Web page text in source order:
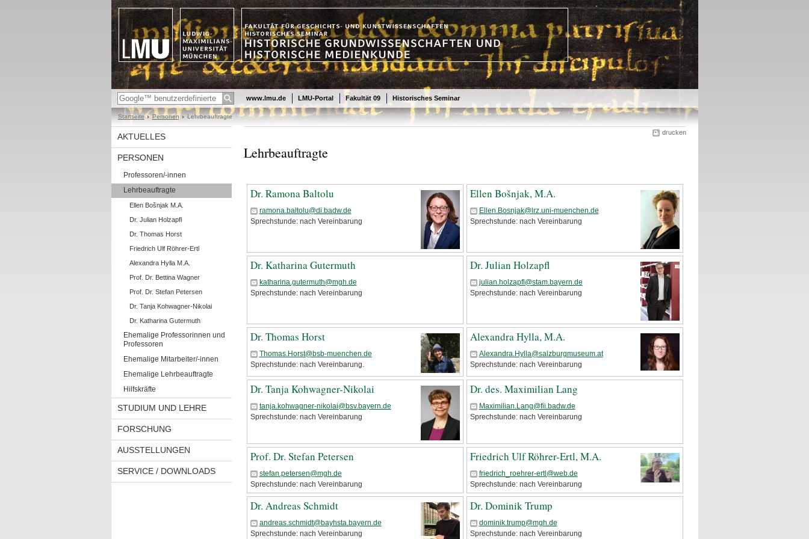
www.lmu.de LMU-Portal Fakultät 09 Historisches Seminar
Startseite Personen Lehrbeauftragte
AKTUELLES
PERSONEN
Professoren/-innen
Lehrbeauftragte
Ellen Bošnjak M.A.
Dr. Julian Holzapfl
Dr. Thomas Horst
Friedrich Ulf Röhrer-Ertl
Alexandra Hylla M.A.
Prof. Dr. Bettina Wagner
Prof. Dr. Stefan Petersen
Dr. Tanja Kohwagner-Nikolai
Dr. Katharina Gutermuth
Ehemalige Professorinnen und
Professoren
Ehemalige Mitarbeiter/-innen
Ehemalige Lehrbeauftragte
Hilfskräfte
STUDIUM UND LEHRE
FORSCHUNG
AUSSTELLUNGEN
SERVICE / DOWNLOADS
drucken
Lehrbeauftragte
Dr. Ramona Baltolu
ramona.baltolu@di.badw.de
Sprechstunde: nach Vereinbarung
Ellen Bošnjak, M.A.
Ellen.Bosnjak@lrz.uni-muenchen.de
Sprechstunde: nach Vereinbarung
Dr. Katharina Gutermuth
katharina.gutermuth@mgh.de
Sprechstunde: nach Vereinbarung
Dr. Julian Holzapfl
julian.holzapfl@stam.bayern.de
Sprechstunde: nach Vereinbarung
Dr. Thomas Horst
Thomas.Horst@bsb-muenchen.de
Sprechstunde: nach Vereinbarung.
Alexandra Hylla, M.A.
Alexandra.Hylla@salzburgmuseum.at
Sprechstunde: nach Vereinbarung
Dr. Tanja Kohwagner-Nikolai
tanja.kohwagner-nikolai@bsv.bayern.de
Sprechstunde: nach Vereinbarung
Dr. des. Maximilian Lang
Maximilian.Lang@fii.badw.de
Sprechstunde: nach Vereinbarung
Prof. Dr. Stefan Petersen
stefan.petersen@mgh.de
Sprechstunde: nach Vereinbarung
Friedrich Ulf Röhrer-Ertl, M.A.
friedrich_roehrer-ertl@web.de
Sprechstunde: nach Vereinbarung
Dr. Andreas Schmidt
andreas.schmidt@bayhsta.bayern.de
Sprechstunde: nach Vereinbarung
Dr. Dominik Trump
dominik.trump@mgh.de
Sprechstunde: nach Vereinbarung